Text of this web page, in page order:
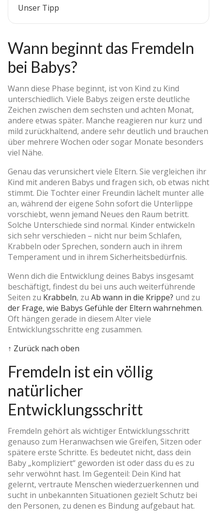
Unser Tipp
Wann beginnt das Fremdeln
bei Babys?
Wann diese Phase beginnt, ist von Kind zu Kind
unterschiedlich. Viele Babys zeigen erste deutliche
Zeichen zwischen dem sechsten und achten Monat,
andere etwas später. Manche reagieren nur kurz und
mild zurückhaltend, andere sehr deutlich und brauchen
über mehrere Wochen oder sogar Monate besonders
viel Nähe.
Genau das verunsichert viele Eltern. Sie vergleichen ihr
Kind mit anderen Babys und fragen sich, ob etwas nicht
stimmt. Die Tochter einer Freundin lächelt munter alle
an, während der eigene Sohn sofort die Unterlippe
vorschiebt, wenn jemand Neues den Raum betritt.
Solche Unterschiede sind normal. Kinder entwickeln
sich sehr verschieden – nicht nur beim Schlafen,
Krabbeln oder Sprechen, sondern auch in ihrem
Temperament und in ihrem Sicherheitsbedürfnis.
Wenn dich die Entwicklung deines Babys insgesamt
beschäftigt, findest du bei uns auch weiterführende
Seiten zu Krabbeln, zu Ab wann in die Krippe? und zu
der Frage, wie Babys Gefühle der Eltern wahrnehmen.
Oft hängen gerade in diesem Alter viele
Entwicklungsschritte eng zusammen.
↑ Zurück nach oben
Fremdeln ist ein völlig
natürlicher
Entwicklungsschritt
Fremdeln gehört als wichtiger Entwicklungsschritt
genauso zum Heranwachsen wie Greifen, Sitzen oder
spätere erste Schritte. Es bedeutet nicht, dass dein
Baby „kompliziert“ geworden ist oder dass du es zu
sehr verwöhnt hast. Im Gegenteil: Dein Kind hat
gelernt, vertraute Menschen wiederzuerkennen und
sucht in unbekannten Situationen gezielt Schutz bei
den Personen, zu denen es Bindung aufgebaut hat.